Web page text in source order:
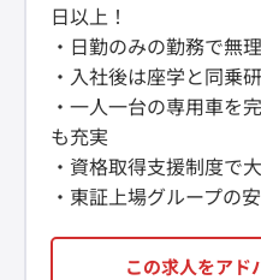
日以上！
・日勤のみの勤務で無
・入社後は座学と同乗
・一人一台の専用車を
も充実
・資格取得支援制度で
・東証上場グループの
この求人をアド